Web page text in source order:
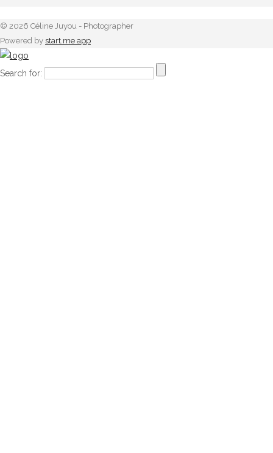
© 2026 Céline Juyou - Photographer
Powered by start.me app
Search for: